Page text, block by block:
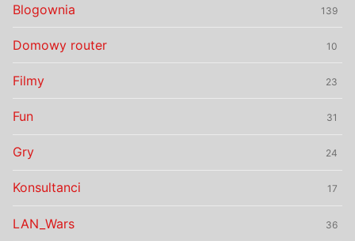
Blogownia 139
Domowy router 10
Filmy 23
Fun 31
Gry 24
Konsultanci 17
LAN_Wars 36